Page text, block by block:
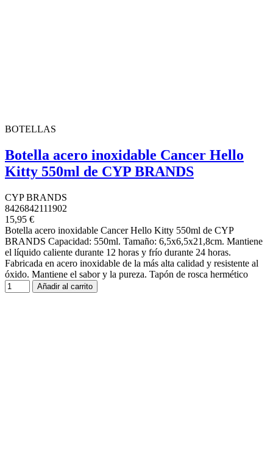
BOTELLAS
Botella acero inoxidable Cancer Hello
Kitty 550ml de CYP BRANDS
CYP BRANDS
8426842111902
15,95 €
Botella acero inoxidable Cancer Hello Kitty 550ml de CYP
BRANDS Capacidad: 550ml. Tamaño: 6,5x6,5x21,8cm. Mantiene
el líquido caliente durante 12 horas y frío durante 24 horas.
Fabricada en acero inoxidable de la más alta calidad y resistente al
óxido. Mantiene el sabor y la pureza. Tapón de rosca hermético
Añadir al carrito